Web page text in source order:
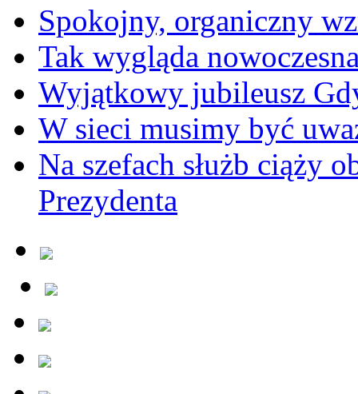
Spokojny, organiczny
Tak wygląda
Wyjątkowy jubileusz
W sieci musimy być
Na szefach służb ciąży
Prezydenta